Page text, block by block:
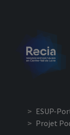
ESUP-
Projet